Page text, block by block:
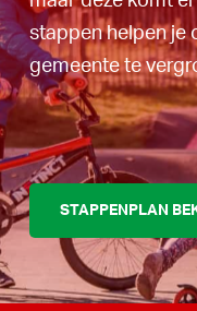
stappen helpen je
gemeente te
STAPPENPLAN